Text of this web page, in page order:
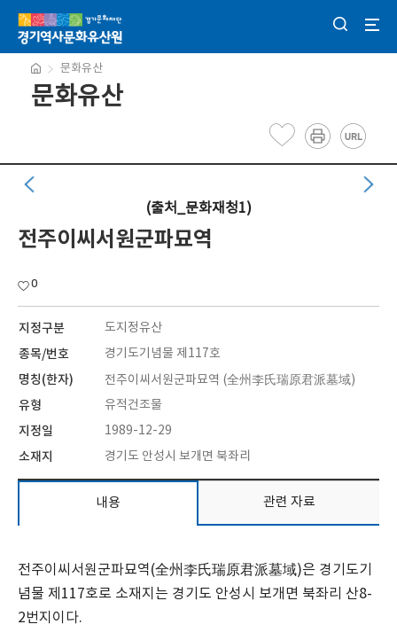
문화유산
문화유산
(출처_문화재청1)
전주이씨서원군파묘역
0
지정구분 도지정유산
종목/번호 경기도기념물 제117호
명칭(한자) 전주이씨서원군파묘역 (全州李氏瑞原君派墓域)
유형 유적건조물
지정일 1989-12-29
소재지 경기도 안성시 보개면 북좌리
내용 관련 자료
전주이씨서원군파묘역(全州李氏瑞原君派墓域)은 경기도기
념물 제117호로 소재지는 경기도 안성시 보개면 북좌리 산8-
2번지이다.